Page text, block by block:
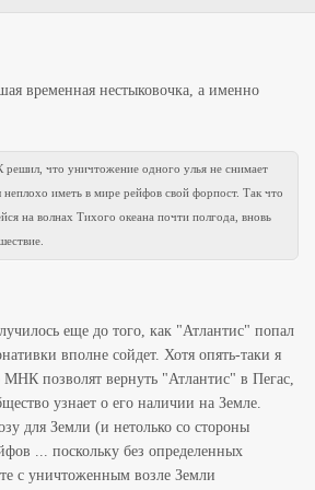
временная нестыковочка, а именно
что уничтожение одного улья не снимает
иметь в мире рейфов свой форпост. Так что
на волнах Тихого океана почти полгода, вновь
еще до того, как "Атлантис" попал
вполне сойдет. Хотя опять-таки я
МНК позволят вернуть "Атлантис" в Пегас,
узнает о его наличии на Земле.
для Земли (и нетолько со стороны
... поскольку без определенных
с уничтоженным возле Земли